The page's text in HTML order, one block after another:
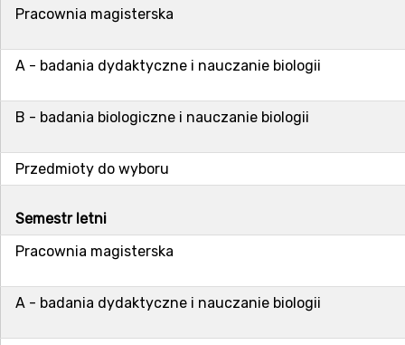
Pracownia magisterska
A - badania dydaktyczne i nauczanie biologii
B - badania biologiczne i nauczanie biologii
Przedmioty do wyboru
Semestr letni
Pracownia magisterska
A - badania dydaktyczne i nauczanie biologii